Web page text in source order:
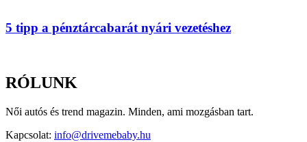
5 tipp a pénztárcabarát nyári vezetéshez
RÓLUNK
Női autós és trend magazin. Minden, ami mozgásban tart.
Kapcsolat: info@drivemebaby.hu